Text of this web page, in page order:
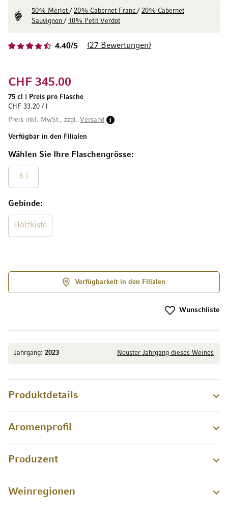
4.40/5 27 Bewertungen
50% Merlot/ 20% Cabernet Franc/ 20% Cabernet
Sauvignon/ 10% Petit Verdot
Jahrgang: 2023 Neuster Jahrgang dieses Weines
Wählen Sie Ihre Flaschengrösse
6 l
Gebinde
Holzkiste
CHF 345.00
75 cl
Preis pro Flasche
CHF 33.20 / l
Preis inkl. MwSt., zzgl. Versand
Verfügbar in den Filialen
Verfügbarkeit in den Filialen
Wunschliste
Produktdetails
Aromenprofil
Produzent
Weinregionen